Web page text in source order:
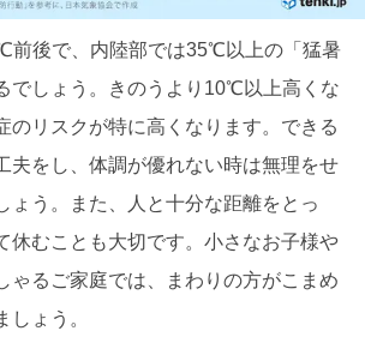
前後で、内陸部では35℃以上の「猛暑
でしょう。きのうより10℃以上高くな
のリスクが特に高くなります。できる
夫をし、体調が優れない時は無理をせ
ょう。また、人と十分な距離をとっ
休むことも大切です。小さなお子様や
ゃるご家庭では、まわりの方がこまめ
しょう。